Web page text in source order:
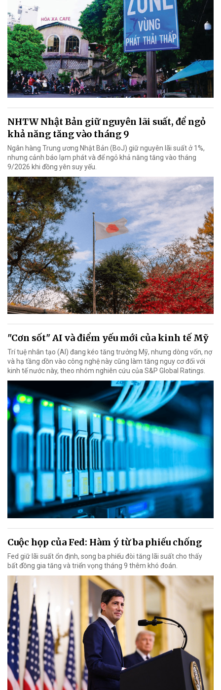
NHTW Nhật Bản giữ nguyên lãi suất, để ngỏ
khả năng tăng vào tháng 9
Ngân hàng Trung ương Nhật Bản (BoJ) giữ nguyên lãi suất ở 1%,
nhưng cảnh báo lạm phát và để ngỏ khả năng tăng vào tháng
9/2026 khi đồng yên suy yếu.
"Cơn sốt" AI và điểm yếu mới của kinh tế Mỹ
Trí tuệ nhân tạo (AI) đang kéo tăng trưởng Mỹ, nhưng dòng vốn, nợ
và hạ tầng dồn vào công nghệ này cũng làm tăng nguy cơ đối với
kinh tế nước này, theo nhóm nghiên cứu của S&P Global Ratings.
Cuộc họp của Fed: Hàm ý từ ba phiếu chống
Fed giữ lãi suất ổn định, song ba phiếu đòi tăng lãi suất cho thấy
bất đồng gia tăng và triển vọng tháng 9 thêm khó đoán.